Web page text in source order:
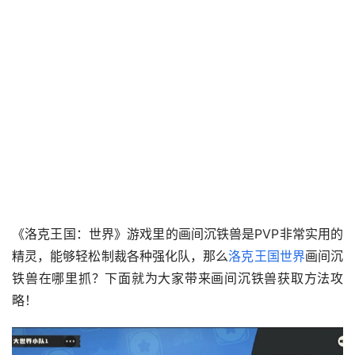
《洛克王国：世界》游戏里的画间沉铁兽是PVP非常实用的
精灵，能够轻松制裁各种强化队，那么洛克王国世界画间沉
铁兽在哪里抓？下面就为大家带来画间沉铁兽获取方法攻
略！